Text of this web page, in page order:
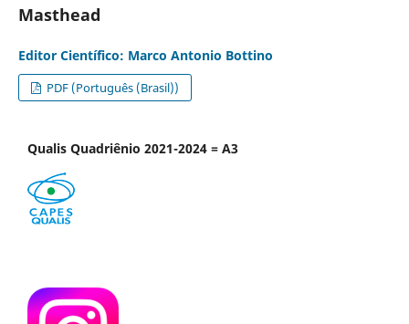
Masthead
Editor Científico: Marco Antonio Bottino
PDF (Português (Brasil))
Qualis Quadriênio 2021-2024 = A3